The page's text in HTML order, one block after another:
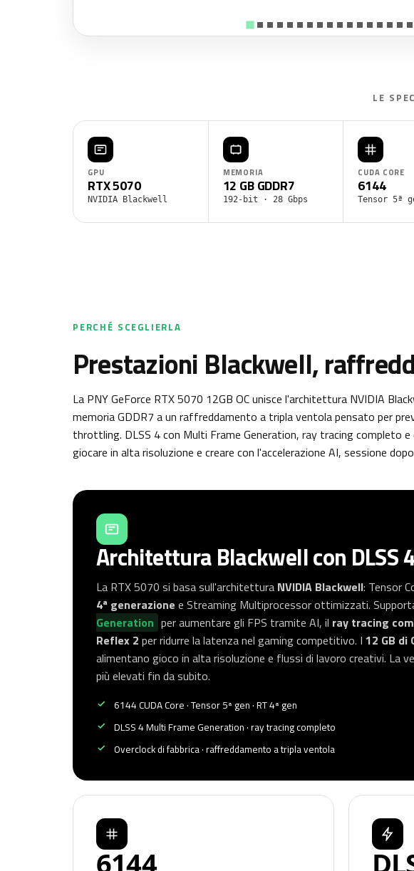
LE
GPU
RTX 5070
NVIDIA Blackwell
MEMORIA
12 GB GDDR7
192-bit · 28 Gbps
CUDA CORE
6144
Tensor 5ª
PERCHÉ SCEGLIERLA
Prestazioni Blackwell,
La PNY GeForce RTX 5070 12GB OC unisce l'architettura NVIDIA
memoria GDDR7 a un raffreddamento a tripla ventola pensato per
throttling. DLSS 4 con Multi Frame Generation, ray tracing completo e
giocare in alta risoluzione e creare con l'accelerazione AI, sessione
Architettura Blackwell con DLSS
La RTX 5070 si basa sull'architettura NVIDIA Blackwell: Tensor
4ª generazione e Streaming Multiprocessor ottimizzati.
Generation per aumentare gli FPS tramite AI, il ray tracing
Reflex 2 per ridurre la latenza nel gaming competitivo. I 12 GB di
alimentano gioco in alta risoluzione e flussi di lavoro creativi. La
più elevati fin da subito.
6144 CUDA Core · Tensor 5ª gen · RT 4ª gen
DLSS 4 Multi Frame Generation · ray tracing completo
Overclock di fabbrica · raffreddamento a tripla ventola
6144